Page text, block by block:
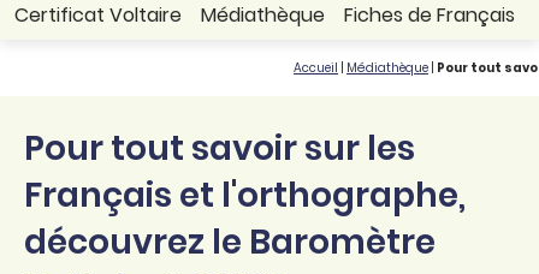
Certificat Voltaire Médiathèque Fiches de Français
Accueil Médiathèque Pour tout
Pour tout savoir sur les
Français et l'orthographe,
découvrez le Baromètre